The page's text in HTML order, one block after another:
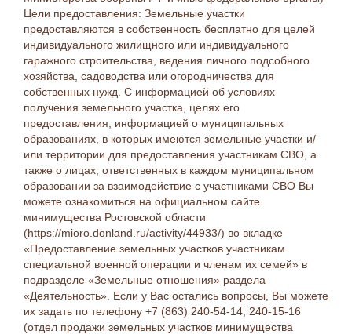
Цели предоставления: Земельные участки
предоставляются в собственность бесплатно для целей
индивидуального жилищного или индивидуального
гаражного строительства, ведения личного подсобного
хозяйства, садоводства или огородничества для
собственных нужд. С информацией об условиях
получения земельного участка, целях его
предоставления, информацией о муниципальных
образованиях, в которых имеются земельные участки и/
или территории для предоставления участникам СВО, а
также о лицах, ответственных в каждом муниципальном
образовании за взаимодействие с участниками СВО Вы
можете ознакомиться на официальном сайте
минимущества Ростовской области
(https://mioro.donland.ru/activity/44933/) во вкладке
«Предоставление земельных участков участникам
специальной военной операции и членам их семей» в
подразделе «Земельные отношения» раздела
«Деятельность». Если у Вас остались вопросы, Вы можете
их задать по телефону +7 (863) 240-54-14, 240-15-16
(отдел продажи земельных участков минимущества